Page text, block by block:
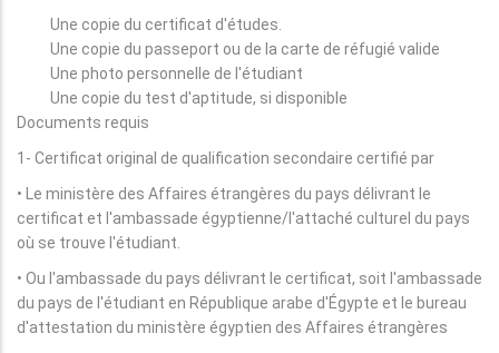
Une copie du certificat d'études.
Une copie du passeport ou de la carte de réfugié valide
Une photo personnelle de l'étudiant
Une copie du test d'aptitude, si disponible
Documents requis
1- Certificat original de qualification secondaire certifié par
• Le ministère des Affaires étrangères du pays délivrant le
certificat et l'ambassade égyptienne/l'attaché culturel du pays
où se trouve l'étudiant.
• Ou l'ambassade du pays délivrant le certificat, soit l'ambassade
du pays de l'étudiant en République arabe d'Égypte et le bureau
d'attestation du ministère égyptien des Affaires étrangères